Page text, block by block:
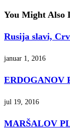
You Might Also
Rusija slavi,
januar 1, 2016
ERDOGANOV
jul 19, 2016
MARŠALOV